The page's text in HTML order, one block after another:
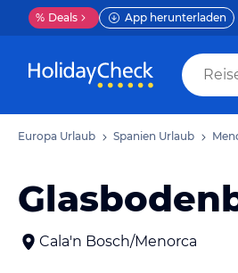
% Deals App herunterladen
Europa Urlaub Spanien Urlaub
Cala'n Bosch/Menorca